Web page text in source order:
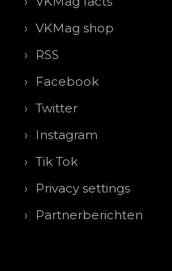
VKMag shop
RSS
Facebook
Twitter
Instagram
Tik Tok
Privacy settings
Partnerberichten